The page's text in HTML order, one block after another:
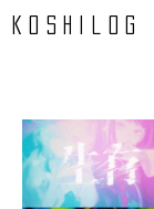
koshilog